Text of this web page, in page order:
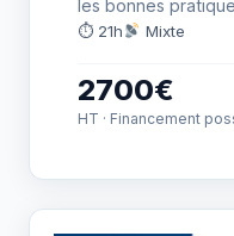
les bonnes
ergonomique sur
⏱ 21h Mixte
2700€
HT · Financement